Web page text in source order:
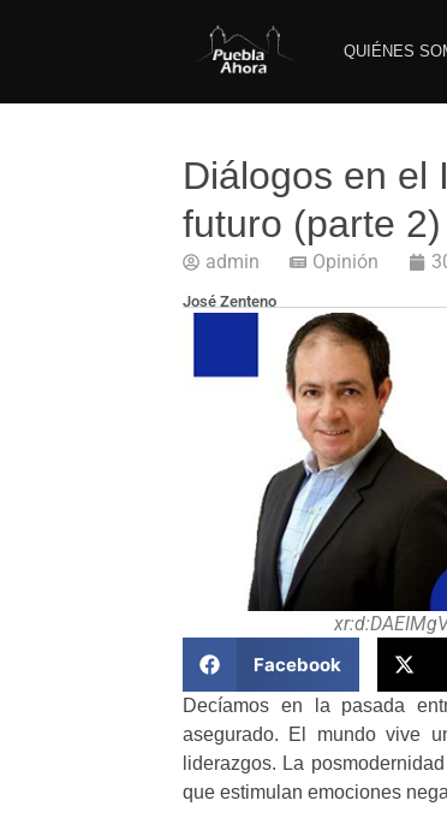
QUIÉNES
Diálogos en el
futuro (parte 2)
admin Opinión
José Zenteno
Facebook
Decíamos en la pasada
asegurado. El mundo vive
liderazgos. La
que estimulan emociones